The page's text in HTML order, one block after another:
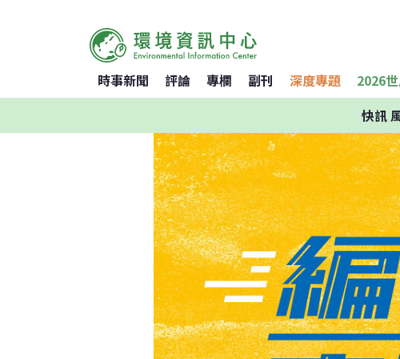
時事新聞 評論 專欄 副刊 深度專題 2026
快訊